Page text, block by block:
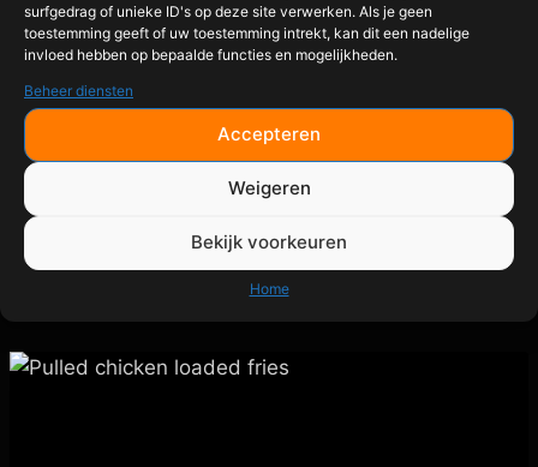
surfgedrag of unieke ID's op deze site verwerken. Als je geen
toestemming geeft of uw toestemming intrekt, kan dit een nadelige
invloed hebben op bepaalde functies en mogelijkheden.
Beheer diensten
Accepteren
Weigeren
Bekijk voorkeuren
Home
Door admin april 4, 2026
Beer Can Chicken Een echte BBQ-klassieker: sappige
kip van binnen en een krokante huid van buiten. Het
bier zorgt voor extra vocht en smaak tijdens het
garen. Voor 3–4 personen Ingrediënten Voor de kip 1
SPG rub of kiprub naar keuze Optioneel…